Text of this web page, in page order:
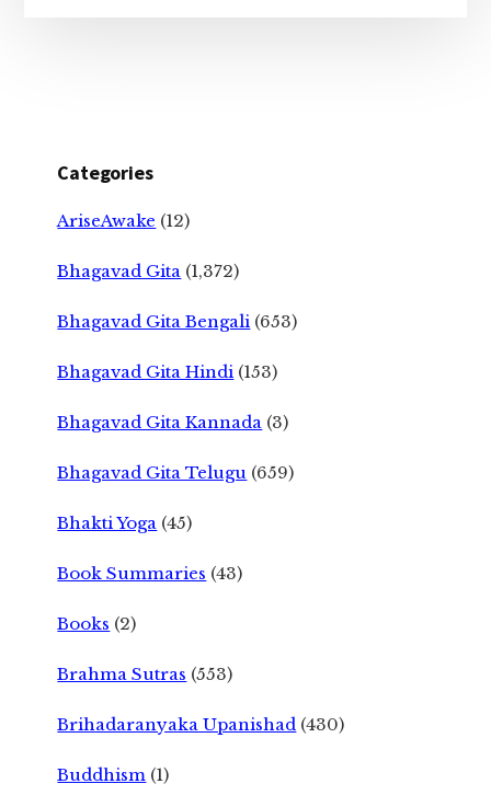
Categories
AriseAwake (12)
Bhagavad Gita (1,372)
Bhagavad Gita Bengali (653)
Bhagavad Gita Hindi (153)
Bhagavad Gita Kannada (3)
Bhagavad Gita Telugu (659)
Bhakti Yoga (45)
Book Summaries (43)
Books (2)
Brahma Sutras (553)
Brihadaranyaka Upanishad (430)
Buddhism (1)